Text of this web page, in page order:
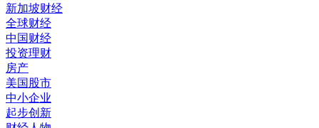
新加坡财经
全球财经
中国财经
投资理财
房产
美国股市
中小企业
起步创新